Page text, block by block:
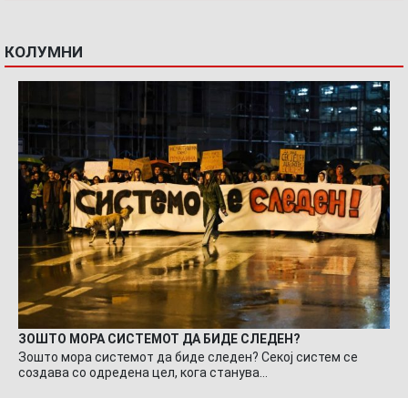
КОЛУМНИ
ЗОШТО МОРА СИСТЕМОТ ДА БИДЕ СЛЕДЕН?
Зошто мора системот да биде следен? Секој систем се
создава со одредена цел, кога станува…